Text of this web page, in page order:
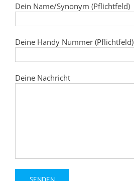
Dein Name/Synonym (Pflichtfeld)
Deine Handy Nummer (Pflichtfeld)
Deine Nachricht